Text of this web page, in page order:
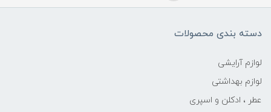
دسته بندی محصولات
لوازم آرایشی
لوازم بهداشتی
عطر ، ادکلن و اسپری